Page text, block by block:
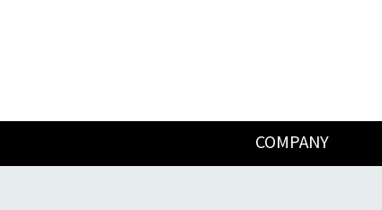
COMPANY